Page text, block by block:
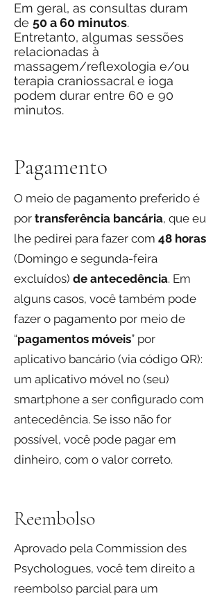
Em geral, as consultas duram
de 50 a 60 minutos.
Entretanto, algumas sessões
relacionadas à
massagem/reflexologia e/ou
terapia craniossacral e ioga
podem durar entre 60 e 90
minutos.
Pagamento
O meio de pagamento preferido é
por transferência bancária, que eu
lhe pedirei para fazer com 48 horas
(Domingo e segunda-feira
excluídos) de antecedência. Em
alguns casos, você também pode
fazer o pagamento por meio de
“pagamentos móveis” por
aplicativo bancário (via código QR):
um aplicativo móvel no (seu)
smartphone a ser configurado com
antecedência. Se isso não for
possível, você pode pagar em
dinheiro, com o valor correto.
Reembolso
Aprovado pela Commission des
Psychologues, você tem direito a
reembolso parcial para um